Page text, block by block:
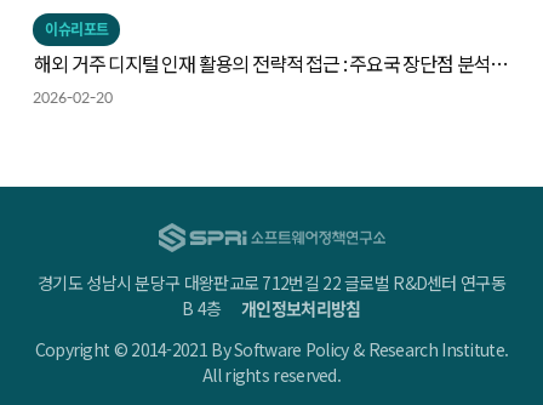
이슈리포트
해외 거주 디지털 인재 활용의 전략적 접근 : 주요국 장단점 분석을
중심으로
2026-02-20
경기도 성남시 분당구 대왕판교로 712번길 22 글로벌 R&D센터 연구동
B 4층개인정보처리방침
Copyright © 2014-2021 By Software Policy & Research Institute.
All rights reserved.